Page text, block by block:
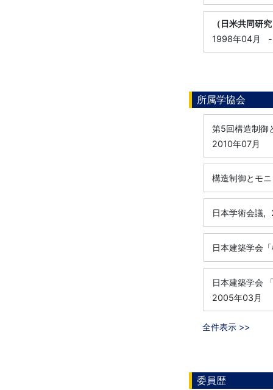
（日米共同研
1998年04月
-
所属学協会
第5回構造制
2010年07月
構造制御とモ
日本学術会議,
日本建築学会
日本建築学会
2005年03月
全件表示 >>
委員歴